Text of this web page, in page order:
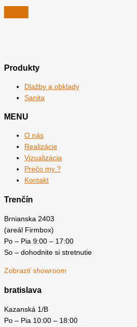
Produkty
Dlažby a obklady
Sanita
MENU
O nás
Realizácie
Vizualizácia
Prečo my ?
Kontakt
Trenčín
Brnianska 2403
(areál Firmbox)
Po – Pia 9:00 – 17:00
So – dohodnite si stretnutie
Zobraziť showroom
bratislava
Kazanská 1/B
Po – Pia 10:00 – 18:00